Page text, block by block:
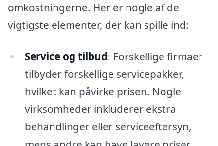
omkostningerne. Her er nogle af de
vigtigste elementer, der kan spille ind:
Service og tilbud: Forskellige firmaer
tilbyder forskellige servicepakker,
hvilket kan påvirke prisen. Nogle
virksomheder inkluderer ekstra
behandlinger eller serviceeftersyn,